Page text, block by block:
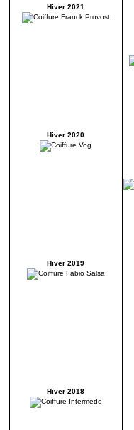
Hiver 2021
Hiver 2020
Hiver 2019
Hiver 2018